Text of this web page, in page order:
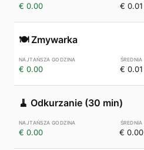
€ 0.00 € 0.01
🍽️ Zmywarka
€ 0.00 € 0.01
🧹 Odkurzanie (30 min)
€ 0.00 € 0.00